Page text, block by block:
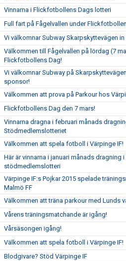
Vinnarna i Flickfotbollens Dags lotteri
Full fart på Fågelvallen under
Vi välkomnar Subway Skarpskyttevägen
Välkommen till Fågelvallen på lördag (7
Flickfotbollens Dag!
Vi välkomnar Subway på
sponsor!
Välkommen att prova på Parkour hos
Flickfotbollens Dag den 7 mars!
Vinnarna dragna i februari månads
Stödmedlemslotteriet
Välkommen att spela fotboll i Värpinge IF!
Här är vinnarna i januari månads dragning
stödmedlemslotteri
Värpinge IF:s Pojkar 2015 spelade
Malmö FF
Välkommen att träna parkour med Lunds
Vårens träningsmatchande är igång!
Vårsäsongen igång!
Välkommen att spela fotboll i Värpinge IF!
Blodgivare? Stöd Värpinge IF